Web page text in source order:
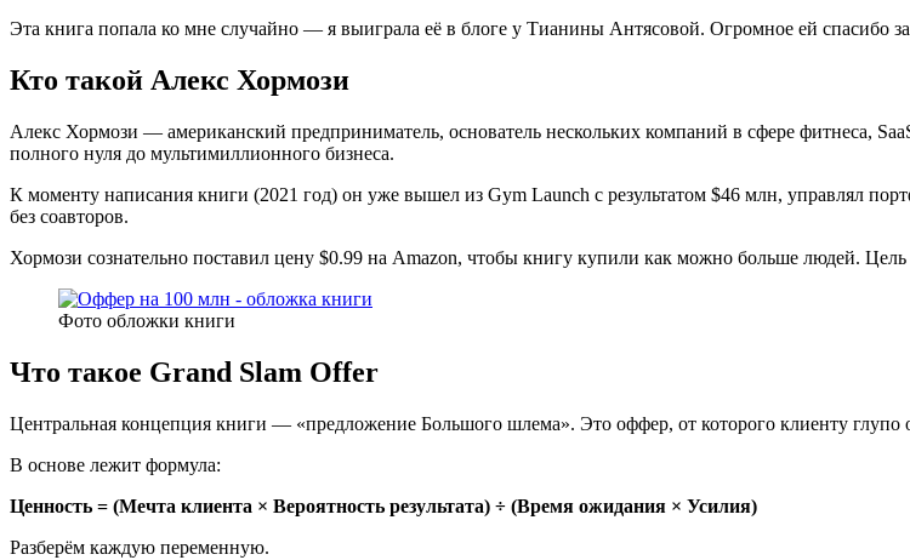
Эта книга попала ко мне случайно — я выиграла её в блоге у Тианины Антясовой. Огромное ей спасибо
Кто такой Алекс Хормози
Алекс Хормози — американский предприниматель, основатель нескольких компаний в сфере фитнеса,
полного нуля до мультимиллионного бизнеса.
К моменту написания книги (2021 год) он уже вышел из Gym Launch с результатом $46 млн, управлял
без соавторов.
Хормози сознательно поставил цену $0.99 на Amazon, чтобы книгу купили как можно больше людей.
Фото обложки книги
Что такое Grand Slam Offer
Центральная концепция книги — «предложение Большого шлема». Это оффер, от которого клиенту глупо
В основе лежит формула:
Ценность = (Мечта клиента × Вероятность результата) ÷ (Время ожидания × Усилия)
Разберём каждую переменную.